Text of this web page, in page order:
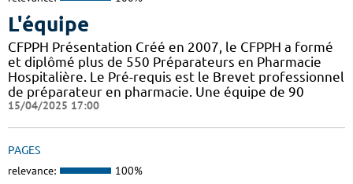
L'équipe
CFPPH Présentation Créé en 2007, le CFPPH a formé
et diplômé plus de 550 Préparateurs en Pharmacie
Hospitalière. Le Pré-requis est le Brevet professionnel
de préparateur en pharmacie. Une équipe de 90
15/04/2025 17:00
PAGES
relevance: 100%